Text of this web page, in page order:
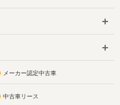
メーカー認定中古車
中古車リース